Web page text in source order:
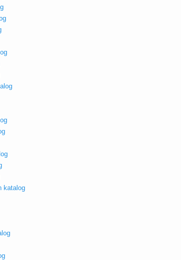
katalog